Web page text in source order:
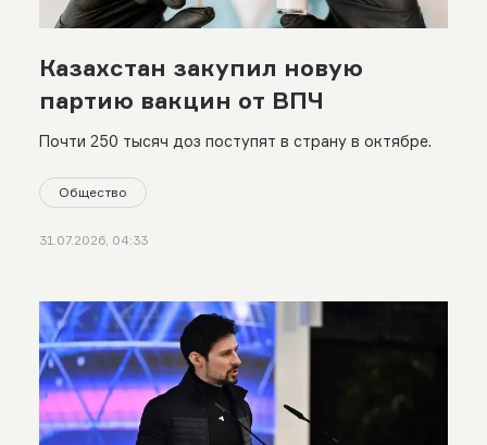
Казахстан закупил новую
партию вакцин от ВПЧ
Почти 250 тысяч доз поступят в страну в октябре.
Общество
31.07.2026, 04:33